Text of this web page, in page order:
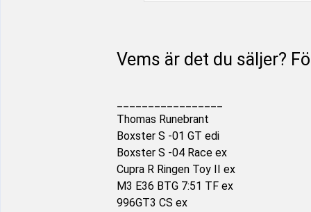
Vems är det du säljer?
Thomas Runebrant
Boxster S -01 GT edi
Boxster S -04 Race ex
Cupra R Ringen Toy II ex
M3 E36 BTG 7:51 TF ex
996GT3 CS ex